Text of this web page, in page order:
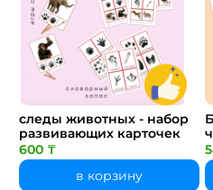
следы животных - набор
развивающих карточек
600 ₸
в корзину